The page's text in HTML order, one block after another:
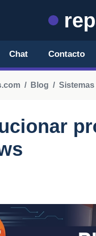
Chat Contacto
Blog